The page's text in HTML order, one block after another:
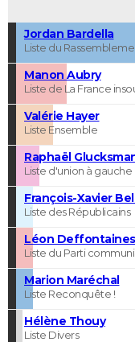
Jordan Bardella
Liste du
Manon Aubry
Liste de La France
Valérie Hayer
Liste Ensemble
Raphaël
Liste d'union à gauche
François-Xavier
Liste des Républicains
Léon Deffontaines
Liste du Parti
Marion Maréchal
Liste Reconquête !
Hélène Thouy
Liste Divers